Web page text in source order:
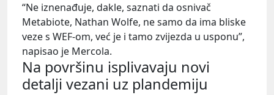
“Ne iznenađuje, dakle, saznati da osnivač
Metabiote, Nathan Wolfe, ne samo da ima bliske
veze s WEF-om, već je i tamo zvijezda u usponu”,
napisao je Mercola.
Na površinu isplivavaju novi
detalji vezani uz plandemiju